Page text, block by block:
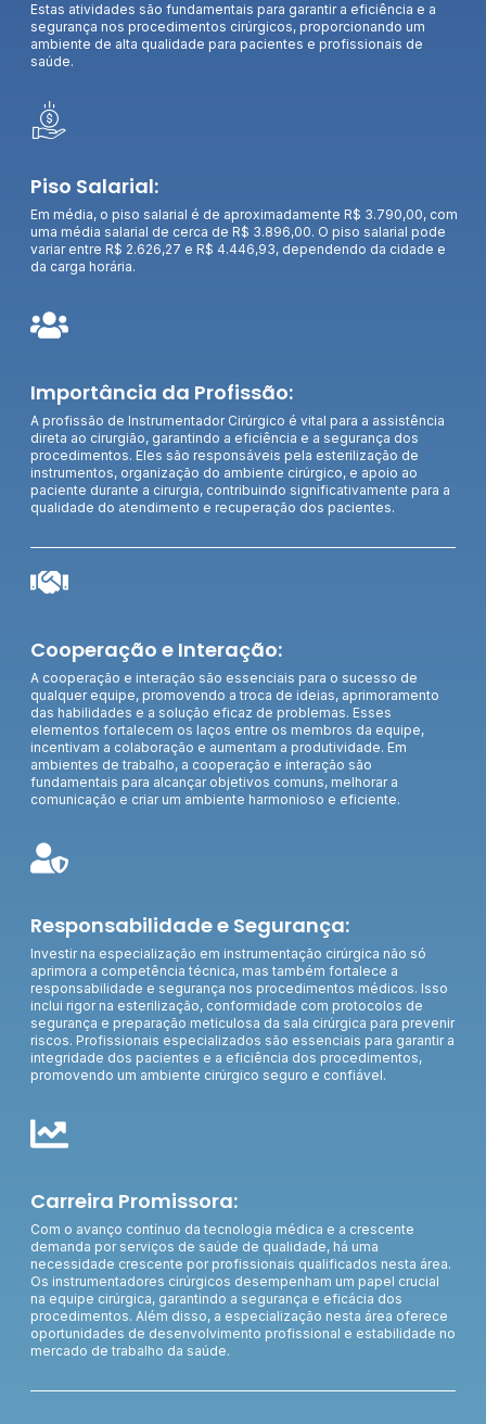
Estas atividades são fundamentais para garantir a eficiência e a
segurança nos procedimentos cirúrgicos, proporcionando um
ambiente de alta qualidade para pacientes e profissionais de
saúde.
Piso Salarial:
Em média, o piso salarial é de aproximadamente R$ 3.790,00, com
uma média salarial de cerca de R$ 3.896,00. O piso salarial pode
variar entre R$ 2.626,27 e R$ 4.446,93, dependendo da cidade e
da carga horária.
Importância da Profissão:
A profissão de Instrumentador Cirúrgico é vital para a assistência
direta ao cirurgião, garantindo a eficiência e a segurança dos
procedimentos. Eles são responsáveis pela esterilização de
instrumentos, organização do ambiente cirúrgico, e apoio ao
paciente durante a cirurgia, contribuindo significativamente para a
qualidade do atendimento e recuperação dos pacientes.
Cooperação e Interação:
A cooperação e interação são essenciais para o sucesso de
qualquer equipe, promovendo a troca de ideias, aprimoramento
das habilidades e a solução eficaz de problemas. Esses
elementos fortalecem os laços entre os membros da equipe,
incentivam a colaboração e aumentam a produtividade. Em
ambientes de trabalho, a cooperação e interação são
fundamentais para alcançar objetivos comuns, melhorar a
comunicação e criar um ambiente harmonioso e eficiente.
Responsabilidade e Segurança:
Investir na especialização em instrumentação cirúrgica não só
aprimora a competência técnica, mas também fortalece a
responsabilidade e segurança nos procedimentos médicos. Isso
inclui rigor na esterilização, conformidade com protocolos de
segurança e preparação meticulosa da sala cirúrgica para prevenir
riscos. Profissionais especializados são essenciais para garantir a
integridade dos pacientes e a eficiência dos procedimentos,
promovendo um ambiente cirúrgico seguro e confiável.
Carreira Promissora:
Com o avanço contínuo da tecnologia médica e a crescente
demanda por serviços de saúde de qualidade, há uma
necessidade crescente por profissionais qualificados nesta área.
Os instrumentadores cirúrgicos desempenham um papel crucial
na equipe cirúrgica, garantindo a segurança e eficácia dos
procedimentos. Além disso, a especialização nesta área oferece
oportunidades de desenvolvimento profissional e estabilidade no
mercado de trabalho da saúde.